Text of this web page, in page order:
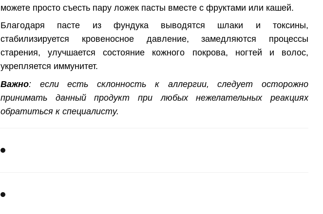
можете просто съесть пару ложек пасты вместе с фруктами или кашей.
Благодаря пасте из фундукавыводятся шлаки и токсины,
стабилизируется кровеносное давление, замедляются процессы
старения, улучшается состояние кожного покрова, ногтей и волос,
укрепляется иммунитет.
Важно: если есть склонность к аллергии, следует осторожно
принимать данный продукт при любых нежелательных реакциях
обратиться к специалисту.